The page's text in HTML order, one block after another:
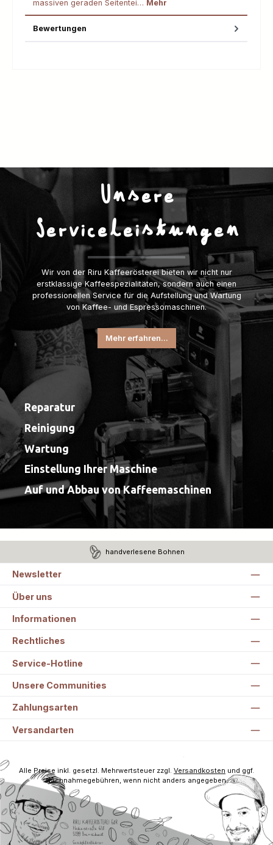
massiven geraden Seitentei… Mehr
Bewertungen
Unsere
Serviceleistungen
Wir von der Riru Kaffeerösterei bieten wir nicht nur
erstklassige Kaffeespezialitäten, sondern auch einen
professionellen Service für die Aufstellung und Wartung
von Kaffee- und Espressomaschinen.
Mehr erfahren...
Reparatur
Reinigung
Wartung
Einstellung Ihrer Maschine
Auf und Abbau von Kaffeemaschinen
handverlesene Bohnen
Newsletter
Über uns
Informationen
Rechtliches
Service-Hotline
Unsere Communities
Zahlungsarten
Versandarten
Alle Preise inkl. gesetzl. Mehrwertsteuer zzgl. Versandkosten und ggf.
Nachnahmegebühren, wenn nicht anders angegeben.